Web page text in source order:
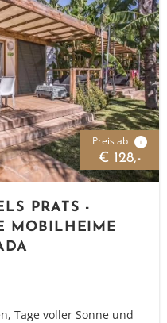
Preis ab i
€ 128,-
PRATS -
MOBILHEIME
Tage voller Sonne und